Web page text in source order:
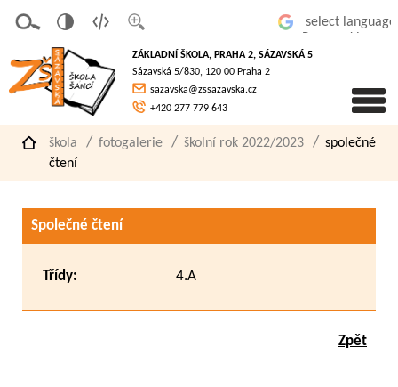
písmo
á
verze
pro
slaboz
raké
ZÁKLADNÍ ŠKOLA, PRAHA 2, SÁZAVSKÁ 5
Sázavská 5/830, 120 00 Praha 2
sazavska@zssazavska.cz
+420 277 779 643
škola fotogalerie školní rok 2022/2023
společné
čtení
Společné čtení
Třídy: 4.A
Zpět